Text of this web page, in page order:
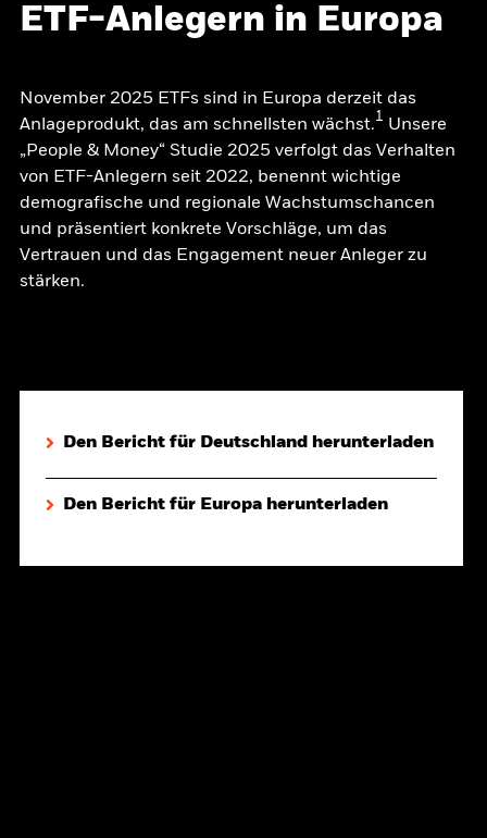
ETF-Anlegern in Europa
November 2025 ETFs sind in Europa derzeit das
Anlageprodukt, das am schnellsten wächst.1 Unsere
„People & Money“ Studie 2025 verfolgt das Verhalten
von ETF-Anlegern seit 2022, benennt wichtige
demografische und regionale Wachstumschancen
und präsentiert konkrete Vorschläge, um das
Vertrauen und das Engagement neuer Anleger zu
stärken.
Den Bericht für Deutschland herunterladen
Den Bericht für Europa herunterladen